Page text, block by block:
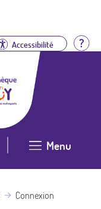
Accessibilité
Menu
Connexion